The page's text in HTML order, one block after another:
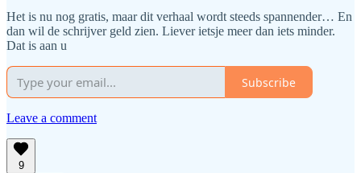
Het is nu nog gratis, maar dit verhaal wordt steeds spannender… En
dan wil de schrijver geld zien. Liever ietsje meer dan iets minder.
Dat is aan u
Subscribe
Leave a comment
9